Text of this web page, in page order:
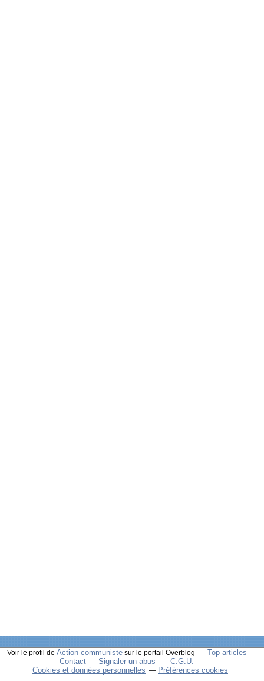
Voir le profil de Action communistesur le portail Overblog
Top articles
Contact
Signaler un abus
C.G.U.
Cookies et données personnelles
Préférences cookies